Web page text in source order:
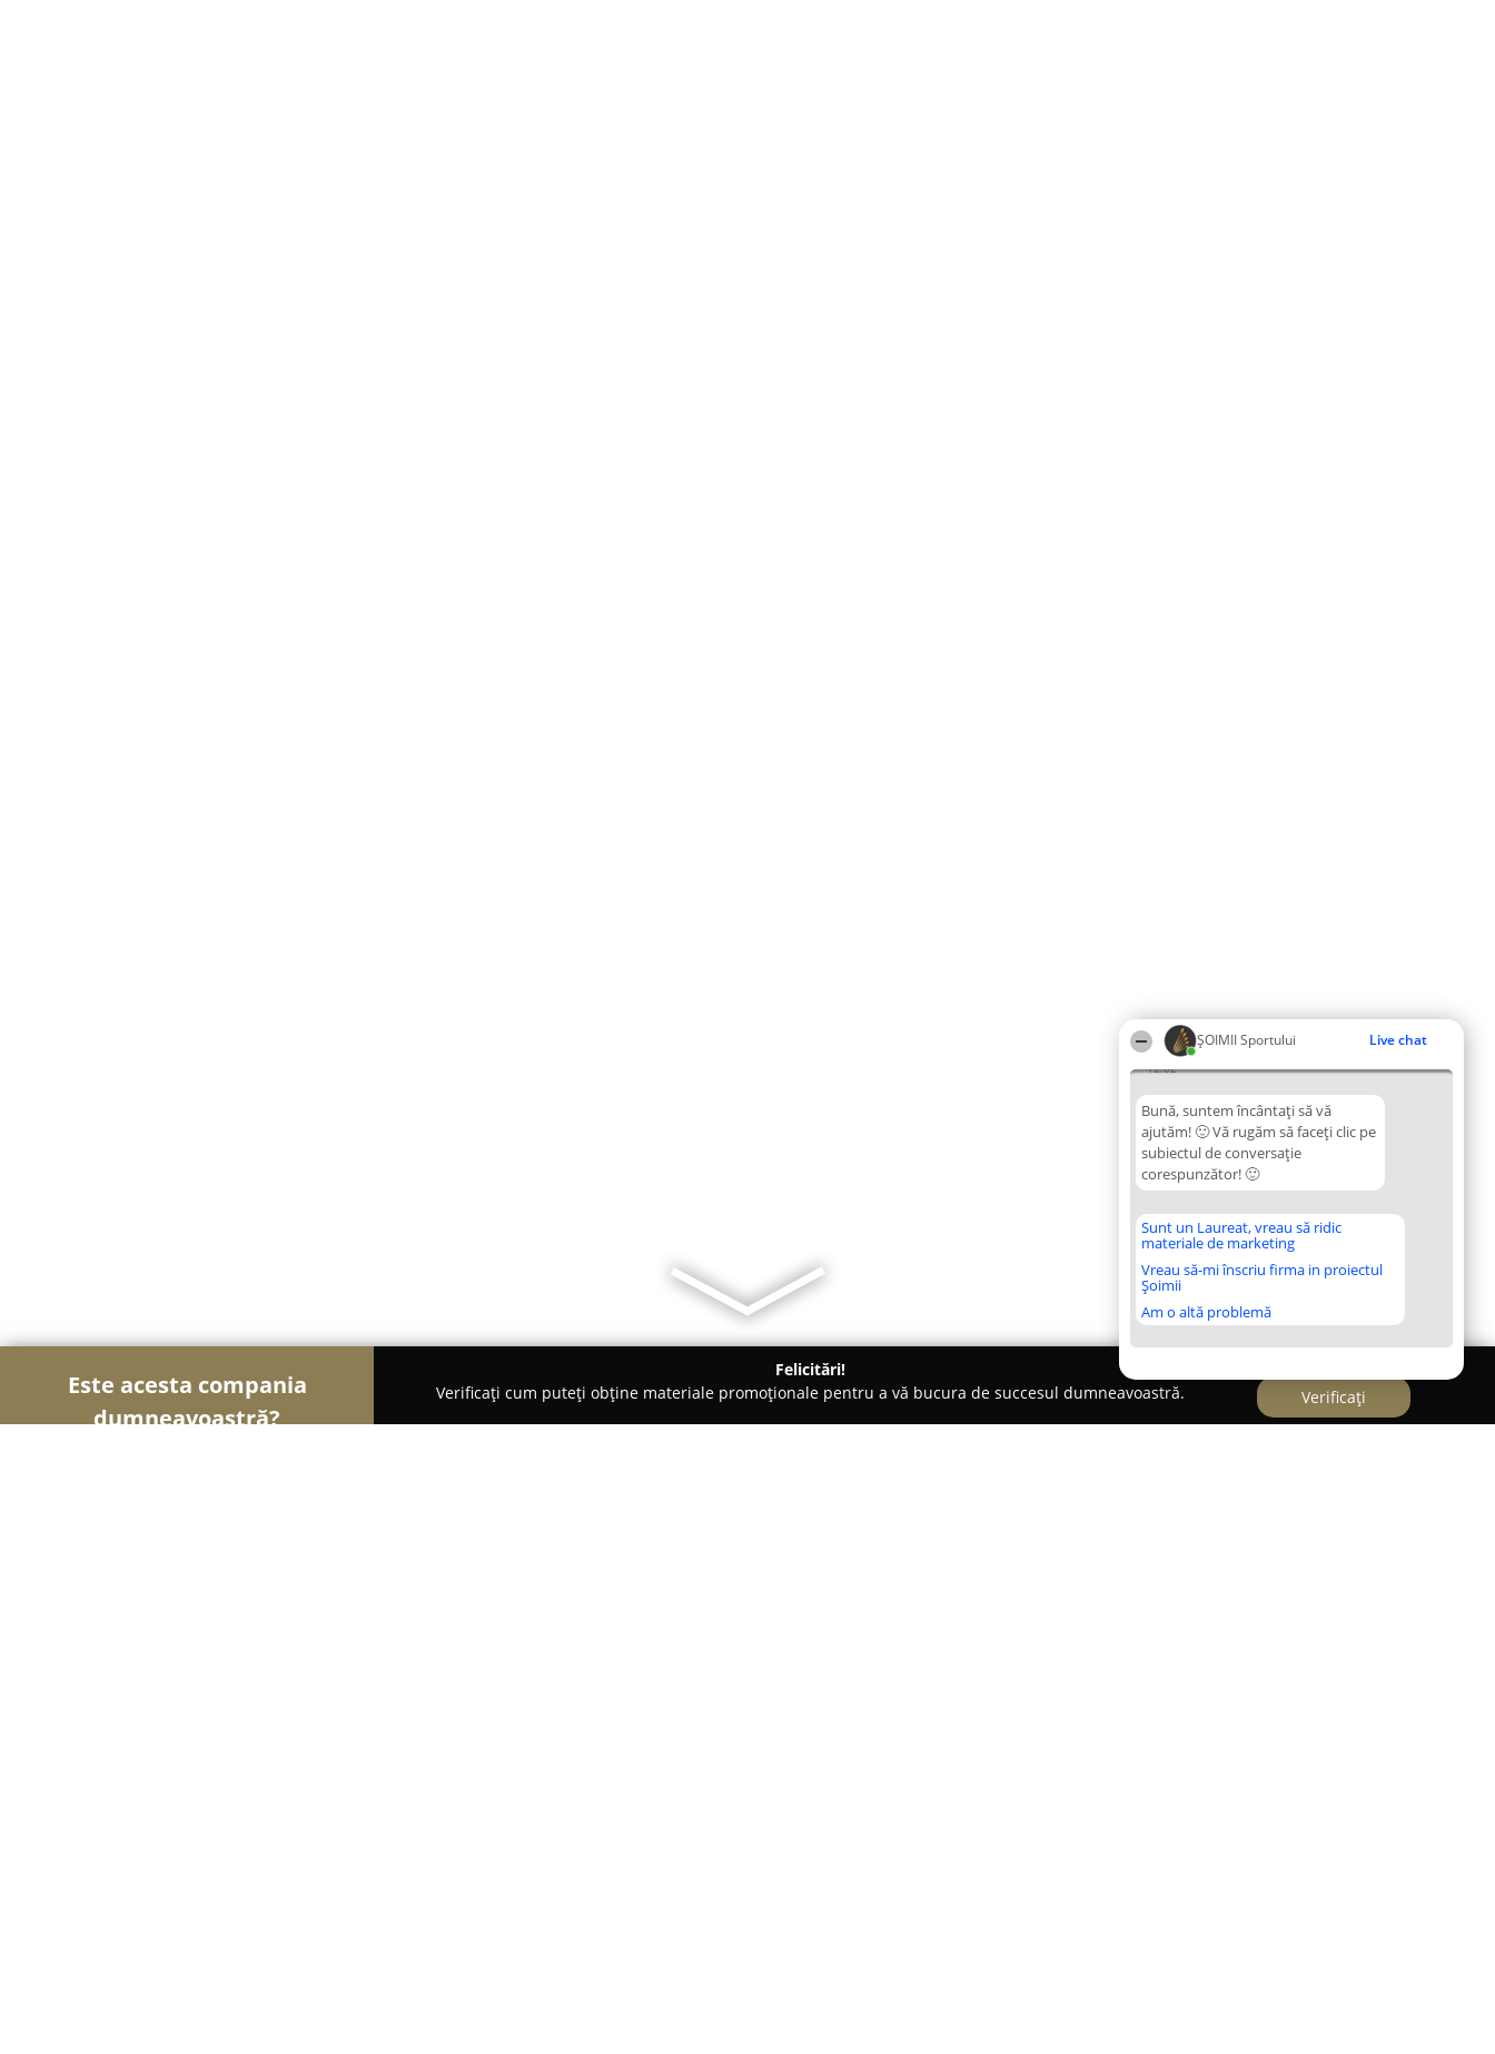
ȘOIMII Sportului Live chat
12:02
Bună, suntem încântați să vă
ajutăm! 🙂 Vă rugăm să faceți clic pe
subiectul de conversație
corespunzător! 🙂
Sunt un Laureat, vreau să ridic
materiale de marketing
Vreau să-mi înscriu firma in proiectul
Șoimii
Am o altă problemă
Este acesta compania
dumneavoastră?
Felicitări!
Verificați cum puteți obține materiale promoționale pentru a vă bucura de succesul dumneavoastră.
Verificați